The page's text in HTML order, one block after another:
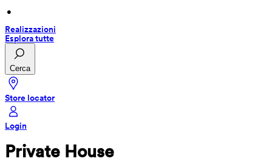
•
Realizzazioni
Esplora tutte
Cerca
Store locator
Login
Private House